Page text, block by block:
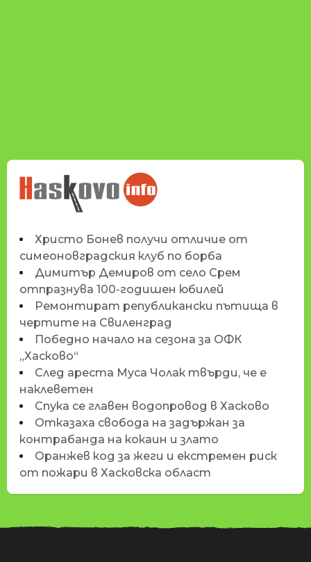
НОВИНИТЕ НА
HASKOVO.INFO
Христо Бонев получи отличие от
симеоновградския клуб по борба
Димитър Демиров от село Срем
отпразнува 100-годишен юбилей
Ремонтират републикански пътища в
чертите на Свиленград
Победно начало на сезона за ОФК
„Хасково“
След ареста Муса Чолак твърди, че е
наклеветен
Спука се главен водопровод в Хасково
Отказаха свобода на задържан за
контрабанда на кокаин и злато
Оранжев код за жеги и екстремен риск
от пожари в Хасковска област